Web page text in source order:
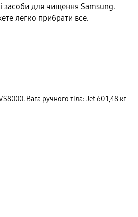
засоби для чищення Samsung.
легко прибрати все.
Вага ручного тіла: Jet 60 1,48 кг